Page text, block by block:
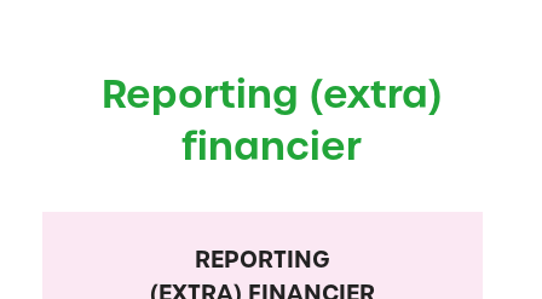
Reporting (extra)
financier
REPORTING